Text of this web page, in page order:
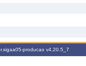
producao v4.20.5_7